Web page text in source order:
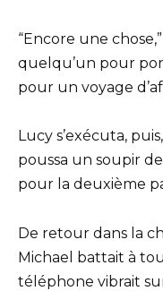
“Encore une
quelqu’un pour
pour un voyage
Lucy s’exécuta,
poussa un soupir
pour la deuxième
De retour dans la
Michael battait à
téléphone vibrait